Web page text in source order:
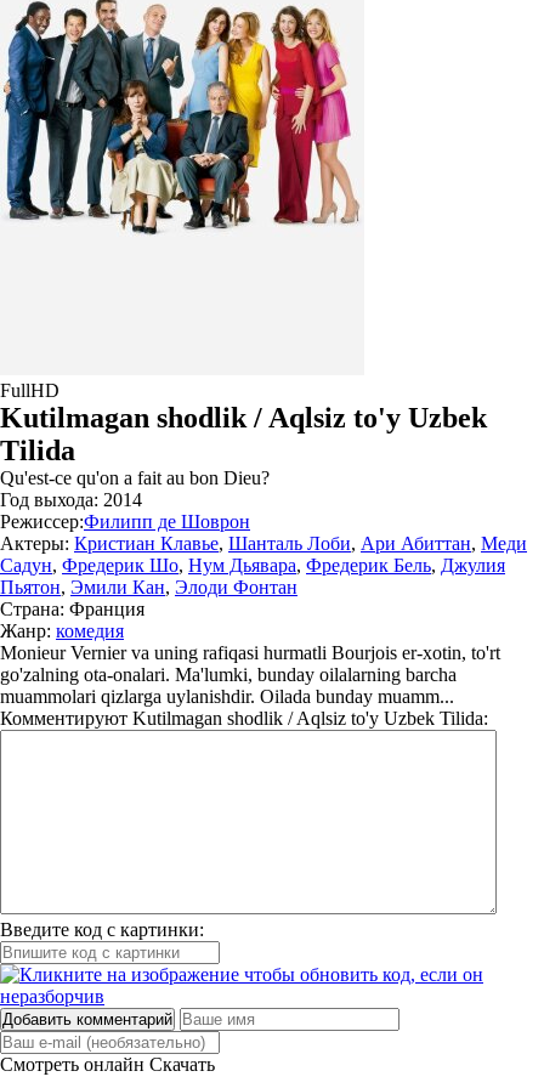
FullHD
Kutilmagan shodlik / Aqlsiz to'y Uzbek
Tilida
Qu'est-ce qu'on a fait au bon Dieu?
Год выхода: 2014
Режиссер:Филипп де Шоврон
Актеры: Кристиан Клавье, Шанталь Лоби, Ари Абиттан, Меди
Садун, Фредерик Шо, Нум Дьявара, Фредерик Бель, Джулия
Пьятон, Эмили Кан, Элоди Фонтан
Страна: Франция
Жанр: комедия
Monieur Vernier va uning rafiqasi hurmatli Bourjois er-xotin, to'rt
go'zalning ota-onalari. Ma'lumki, bunday oilalarning barcha
muammolari qizlarga uylanishdir. Oilada bunday muamm...
Комментируют Kutilmagan shodlik / Aqlsiz to'y Uzbek Tilida:
Введите код с картинки:
Добавить комментарий
Смотреть онлайн Скачать